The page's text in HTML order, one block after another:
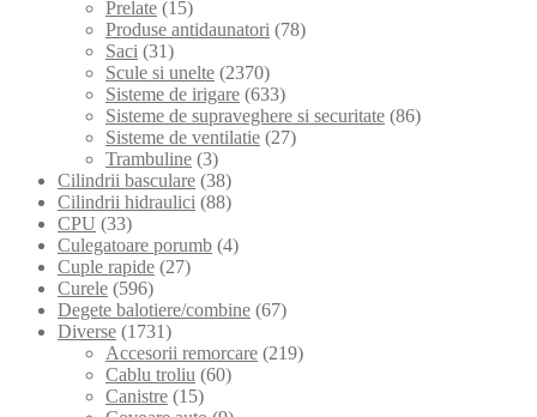
Prelate (15)
Produse antidaunatori (78)
Saci (31)
Scule si unelte (2370)
Sisteme de irigare (633)
Sisteme de supraveghere si securitate (86)
Sisteme de ventilatie (27)
Trambuline (3)
Cilindrii basculare (38)
Cilindrii hidraulici (88)
CPU (33)
Culegatoare porumb (4)
Cuple rapide (27)
Curele (596)
Degete balotiere/combine (67)
Diverse (1731)
Accesorii remorcare (219)
Cablu troliu (60)
Canistre (15)